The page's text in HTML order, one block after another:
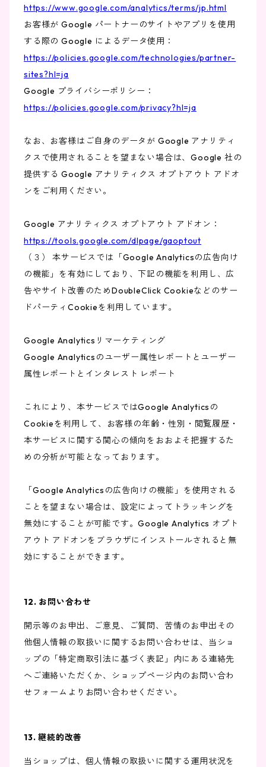
https://www.google.com/analytics/terms/jp.html
お客様が Google パートナーのサイトやアプリを使用
する際の Google によるデータ使用：
https://policies.google.com/technologies/partner-
sites?hl=ja
Google プライバシーポリシー：
https://policies.google.com/privacy?hl=ja
なお、お客様はご自身のデータが Google アナリティ
クスで使用されることを望まない場合は、Google 社の
提供する Google アナリティクス オプトアウト アドオ
ンをご利用ください。
Google アナリティクス オプトアウト アドオン：
https://tools.google.com/dlpage/gaoptout
（３） 本サービスでは「Google Analyticsの広告向け
の機能」を有効にしており、下記の機能を利用し、広
告やサイト改善のためDoubleClick Cookieなどのサー
ドパーティCookieを利用しています。
Google Analyticsリマーケティング
Google Analyticsのユーザー属性レポートとユーザー
属性レポートとインタレスト レポート
これにより、本サービスではGoogle Analyticsの
Cookieを利用して、お客様の年齢・性別・閲覧履歴・
本サービスに関する関心の傾向をおおよそ把握するた
めの分析が可能となっております。
「Google Analyticsの広告向けの機能」を使用される
ことを望まない場合は、設定によってトラッキングを
無効にすることが可能です。Google Analytics オプト
アウト アドオンをブラウザにインストールされると無
効にすることができます。
12. お問い合わせ
開示等のお申出、ご意見、ご質問、苦情のお申出その
他個人情報の取扱いに関するお問い合わせは、当ショ
ップの「特定商取引法に基づく表記」内にある連絡先
へご連絡いただくか、ショップページ内のお問い合わ
せフォームよりお問い合わせください。
13. 継続的改善
当ショップは、個人情報の取扱いに関する運用状況を